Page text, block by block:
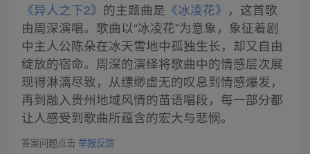
《异人之下2》 的主题曲是 《冰凌花》 ，这首歌
由周深演唱。歌曲以“冰凌花”为意象，象征着剧
中主人公陈朵在冰天雪地中孤独生长，却又自由
绽放的宿命。周深的演绎将歌曲中的情感层次展
现得淋漓尽致，从缥缈虚无的叹息到情感爆发，
再到融入贵州地域风情的苗语唱段，每一部分都
让人感受到歌曲所蕴含的宏大与悲悯。
答案问题点击 举报反馈